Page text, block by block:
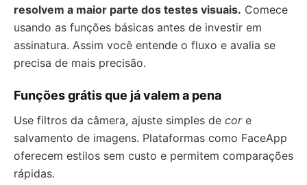
resolvem a maior parte dos testes visuais. Comece
usando as funções básicas antes de investir em
assinatura. Assim você entende o fluxo e avalia se
precisa de mais precisão.
Funções grátis que já valem a pena
Use filtros da câmera, ajuste simples de core
salvamento de imagens. Plataformas como FaceApp
oferecem estilos sem custo e permitem comparações
rápidas.